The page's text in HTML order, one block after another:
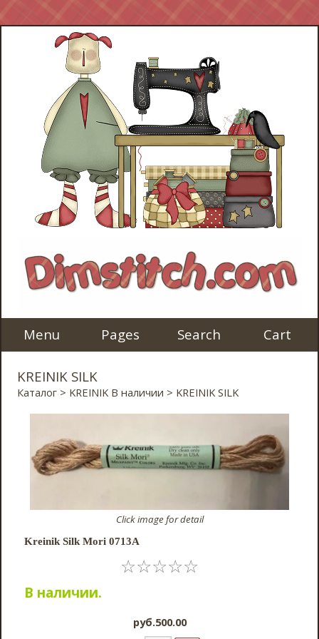
Menu Pages Search Cart
KREINIK SILK
Каталог > KREINIK В наличии > KREINIK SILK
Click image for detail
Kreinik Silk Mori 0713A
☆☆☆☆☆
В наличии.
pyб.500.00